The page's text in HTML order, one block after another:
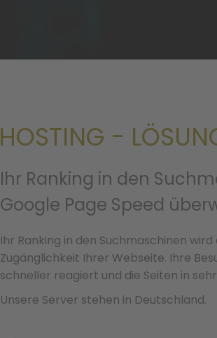
-
Ihr Ranking in den
Google Page Speed
Ihr Ranking in den Suchmaschinen
Zugänglichkeit Ihrer Webseite. Ihre
schneller reagiert und die Seiten in
Unsere Server stehen in Deutschland.